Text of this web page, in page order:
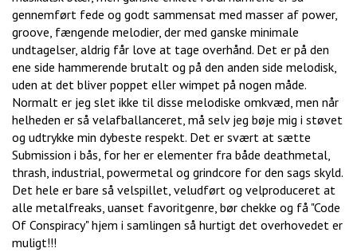
gennemført fede og godt sammensat med masser af power,
groove, fængende melodier, der med ganske minimale
undtagelser, aldrig får love at tage overhånd. Det er på den
ene side hammerende brutalt og på den anden side melodisk,
uden at det bliver poppet eller wimpet på nogen måde.
Normalt er jeg slet ikke til disse melodiske omkvæd, men når
helheden er så velafballanceret, må selv jeg bøje mig i støvet
og udtrykke min dybeste respekt. Det er svært at sætte
Submission i bås, for her er elementer fra både deathmetal,
thrash, industrial, powermetal og grindcore for den sags skyld.
Det hele er bare så velspillet, veludført og velproduceret at
alle metalfreaks, uanset favoritgenre, bør chekke og få "Code
Of Conspiracy" hjem i samlingen så hurtigt det overhovedet er
muligt!!!